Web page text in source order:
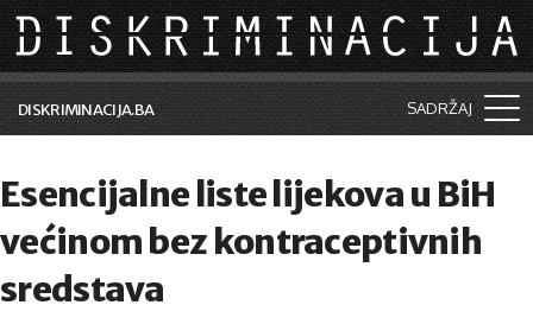
Skip to main content
DISKRIMINACIJA.BA SADRŽAJ
Vijesti i događaji
Aktuelne teme
Kolumne
Esencijalne liste lijekova u BiH
većinom bez kontraceptivnih
sredstava